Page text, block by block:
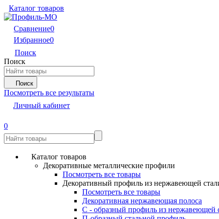
Каталог товаров
Сравнение0
Избранное0
Поиск
Поиск
Поиск
Посмотреть все результаты
Личный кабинет
0
Каталог товаров
Декоративные металлические профили
Посмотреть все товары
Декоративный профиль из нержавеющей
Посмотреть все товары
Декоративная нержавеющая полоса
С - образный профиль из нержавеющей